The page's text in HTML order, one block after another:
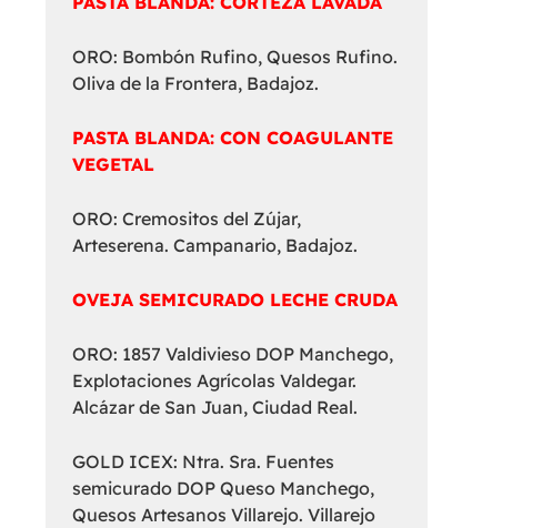
ORO: Bombón Rufino, Quesos Rufino.
Oliva de la Frontera, Badajoz.
PASTA BLANDA: CON COAGULANTE
VEGETAL
ORO: Cremositos del Zújar,
Arteserena. Campanario, Badajoz.
OVEJA SEMICURADO LECHE CRUDA
ORO: 1857 Valdivieso DOP Manchego,
Explotaciones Agrícolas Valdegar.
Alcázar de San Juan, Ciudad Real.
GOLD ICEX: Ntra. Sra. Fuentes
semicurado DOP Queso Manchego,
Quesos Artesanos Villarejo. Villarejo